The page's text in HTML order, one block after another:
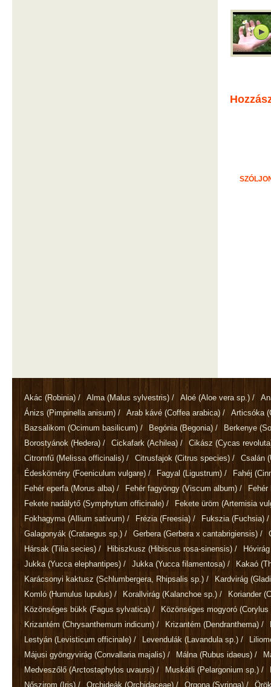
Akác (Robinia) / Alma (Malus sylvestris) / Aloé (Aloe vera sp.) /
Ánizs (Pimpinella anisum) / Arab kávé (Coffea arabica) / Articsóka
Bazsalikom (Ocimum basilicum) / Begónia (Begonia) / Berkenye
Borostyánok (Hedera) / Cickafark (Achilea) / Cikász (Cycas
Citromfű (Melissa officinalis) / Citrusfajok (Citrus species) / Csalán
Édeskömény (Foeniculum vulgare) / Fagyal (Ligustrum) / Fahéj
Fehér eperfa (Morus alba) / Fehér fagyöngy (Viscum album) /
Fekete nadálytő (Symphytum officinale) / Fekete üröm (Artemisia
Fokhagyma (Allium sativum) / Frézia (Freesia) / Fukszia (Fuchsia) /
Galagonyák (Crataegus sp.) / Gerbera (Gerbera x cantabrigiensis) /
Hársak (Tilia secies) / Hibiszkusz (Hibiscus rosa-sinensis) /
Jukka (Yucca elephantipes) / Jukka (Yucca filamentosa) / Kakaó
Karácsonyi kaktusz (Schlumbergera, Rhipsalis sp.) / Kardvirág
Komló (Humulus lupulus) / Korallvirág (Kalanchoe sp.) / Koriander
Közönséges bükk (Fagus sylvatica) / Közönséges mogyoró (Corylus
Krizantém (Chrysanthemum indicum) / Krizantém (Dendranthema) /
Lestyán (Levisticum officinale) / Levendulák (Lavandula sp.) /
Májusi gyöngyvirág (Convallaria majalis) / Málna (Rubus idaeus) /
Medveszőlő(Arctostaphylos uvaursi) / Muskátli (Pelargonium sp.) /
Nőszirom (Iris) / Orchideák (Orchidaceae) / Orgona (Syringa) /